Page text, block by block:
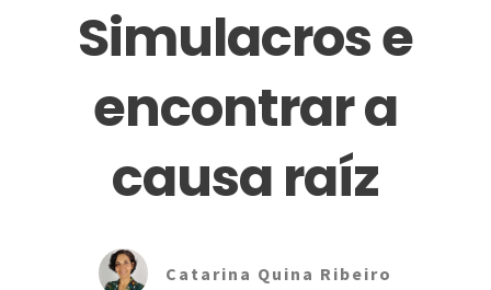
Simulacros e
encontrar a
causa raíz
Catarina Quina Ribeiro